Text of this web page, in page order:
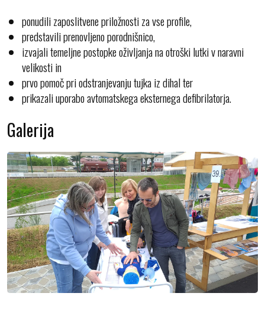
ponudili zaposlitvene priložnosti za vse profile,
predstavili prenovljeno porodnišnico,
izvajali temeljne postopke oživljanja na otroški lutki v naravni
velikosti in
prvo pomoč pri odstranjevanju tujka iz dihal ter
prikazali uporabo avtomatskega eksternega defibrilatorja.
Galerija